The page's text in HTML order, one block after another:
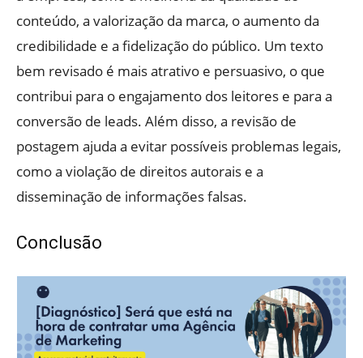
conteúdo, a valorização da marca, o aumento da
credibilidade e a fidelização do público. Um texto
bem revisado é mais atrativo e persuasivo, o que
contribui para o engajamento dos leitores e para a
conversão de leads. Além disso, a revisão de
postagem ajuda a evitar possíveis problemas legais,
como a violação de direitos autorais e a
disseminação de informações falsas.
Conclusão